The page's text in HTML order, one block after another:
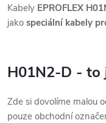
Kabely EPROFLEX
jako speciální kabely
H01N2-D - to
Zde si dovolíme malou
pouze obchodní